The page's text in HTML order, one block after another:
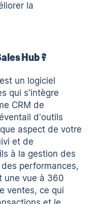
la
Hub ?
est un logiciel
qui s'intègre
CRM de
d'outils
aspect de votre
et de
à la gestion des
performances,
une vue à 360
ventes, ce qui